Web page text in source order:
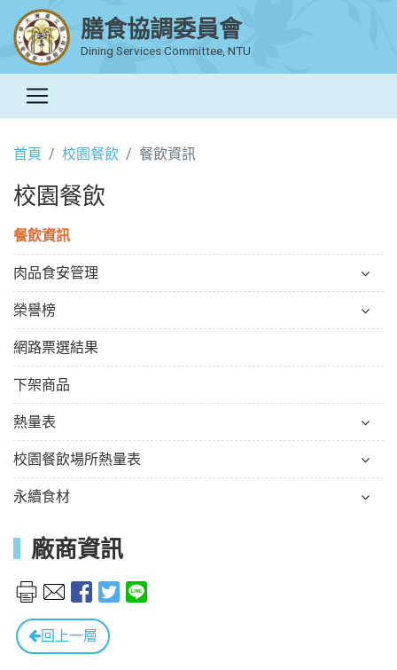
膳食協調委員會
Dining Services Committee, NTU
首頁 校園餐飲 餐飲資訊
校園餐飲
餐飲資訊
肉品食安管理
榮譽榜
網路票選結果
下架商品
熱量表
校園餐飲場所熱量表
永續食材
廠商資訊
回上一層